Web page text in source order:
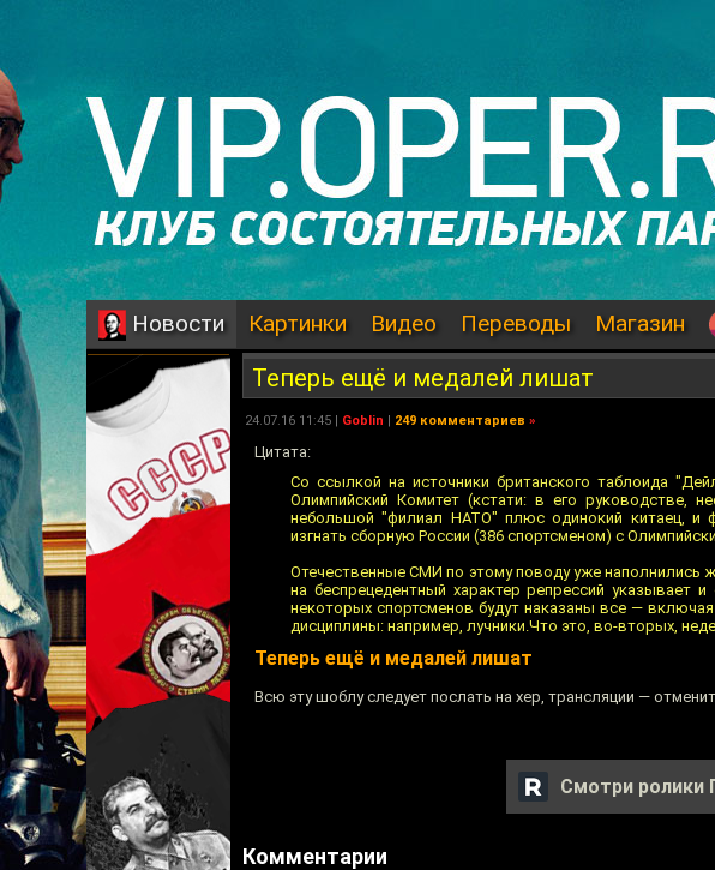
Новости Картинки Видео Переводы Магазин
Теперь ещё и медалей лишат
24.07.16 11:45 | Goblin | 249 комментариев »
Цитата:
Со ссылкой на источники британского таблоида
Олимпийский Комитет (кстати: в его руководстве,
небольшой "филиал НАТО" плюс одинокий китаец, и
изгнать сборную России (386 спортсменом) с
Отечественные СМИ по этому поводу уже наполнились
на беспрецедентный характер репрессий указывает
некоторых спортсменов будут наказаны все —
дисциплины: например, лучники.Что это, во-вторых,
Теперь ещё и медалей лишат
Всю эту шоблу следует послать на хер, трансляции —
Смотри ролики
Комментарии